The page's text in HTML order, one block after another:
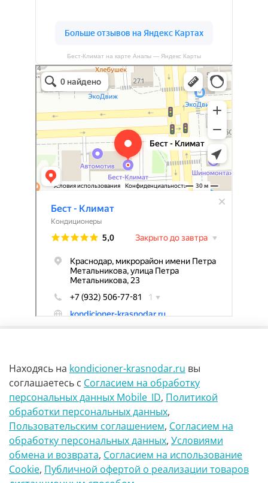
Бест-Климат на карте Анапы — Яндекс Карты
Бест-климат
Кондиционеры в Краснодаре
г Краснодар Ул Петра метальникова 23
8(900)29-888-66
info@kondicioner-krasnodar.ru
Находясь на kondicioner-krasnodar.ru вы
соглашаетесь с Согласием на обработку
персональных данных Mobile_ID, Политикой
обработки персональных данных,
Пользовательским соглашением, Согласием на
обработку персональных данных, Условиями
обмена и возврата, Согласием на использование
Сookie, Публичной офертой о реализации товаров